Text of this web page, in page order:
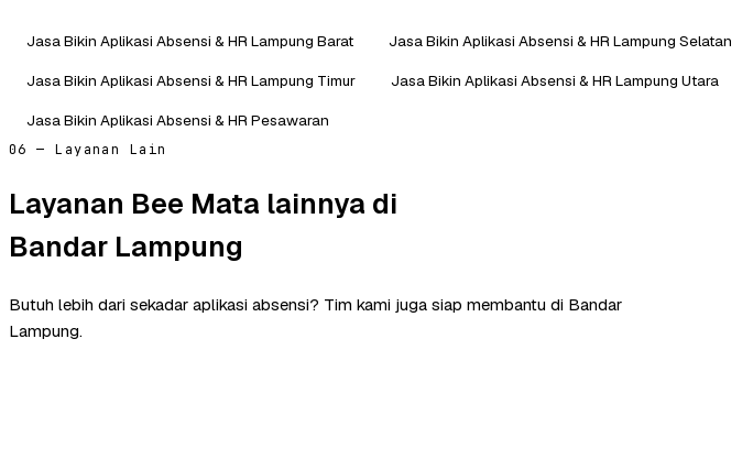
Jasa Bikin Aplikasi Absensi & HR Lampung Barat Jasa Bikin Aplikasi Absensi & HR Lampung Selatan
Jasa Bikin Aplikasi Absensi & HR Lampung Timur
Jasa Bikin Aplikasi Absensi & HR Lampung Utara
Jasa Bikin Aplikasi Absensi & HR Pesawaran
06 — Layanan Lain
Layanan Bee Mata lainnya di
Bandar Lampung
Butuh lebih dari sekadar aplikasi absensi? Tim kami juga siap membantu di Bandar
Lampung.